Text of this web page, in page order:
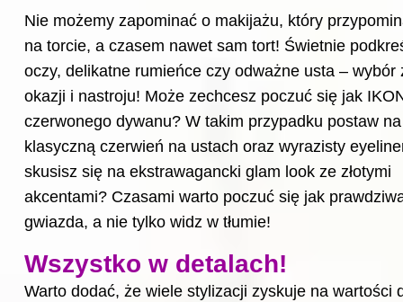
Nie możemy zapominać o makijażu, który
na torcie, a czasem nawet sam tort! Świetnie
oczy, delikatne rumieńce czy odważne usta – wybór
okazji i nastroju! Może zechcesz poczuć się jak
czerwonego dywanu? W takim przypadku postaw na
klasyczną czerwień na ustach oraz wyrazisty
skusisz się na ekstrawagancki glam look ze złotymi
akcentami? Czasami warto poczuć się jak
gwiazda, a nie tylko widz w tłumie!
Wszystko w detalach!
Warto dodać, że wiele stylizacji zyskuje na wartości